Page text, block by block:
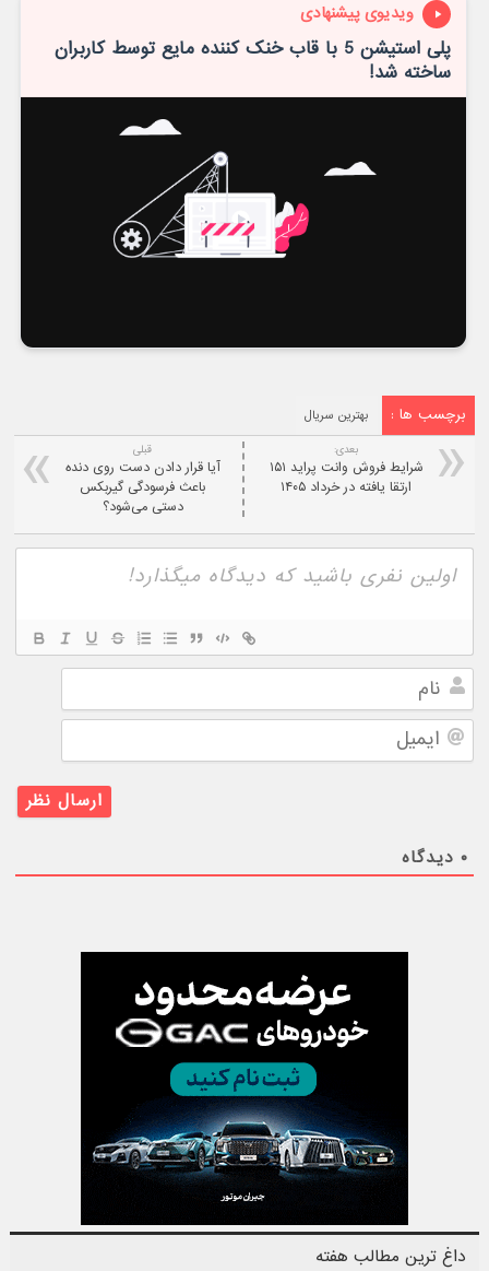
ویدیوی پیشنهادی
پلی استیشن 5 با قاب خنک کننده مایع توسط کاربران
ساخته شد!
برچسب ها : بهترین سریال
قبلی
آیا قرار دادن دست روی دنده
باعث فرسودگی گیربکس
دستی می‌شود؟
بعدی:
شرایط فروش وانت پراید ۱۵۱
ارتقا یافته در خرداد ۱۴۰۵
نام
ایمیل
۰ دیدگاه
داغ ترین مطالب هفته